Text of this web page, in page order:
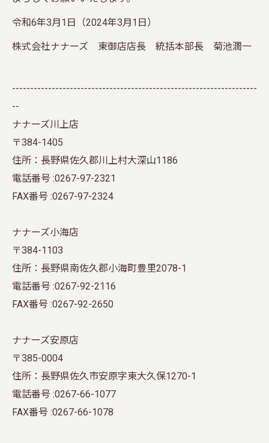
令和6年3月1日（2024年3月1日）
株式会社ナナーズ 東御店店長 統括本部長 菊池潤一
--------------------------------------------------------------------
--
ナナーズ川上店
〒384-1405
住所：長野県佐久郡川上村大深山1186
電話番号 :0267-97-2321
FAX番号 :0267-97-2324
ナナーズ小海店
〒384-1103
住所：長野県南佐久郡小海町豊里2078-1
電話番号 :0267-92-2116
FAX番号 :0267-92-2650
ナナーズ安原店
〒385-0004
住所：長野県佐久市安原字東大久保1270-1
電話番号 :0267-66-1077
FAX番号 :0267-66-1078